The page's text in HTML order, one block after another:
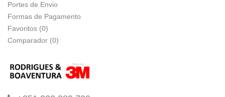
Portes de Envio
Formas de Pagamento
Favoritos (0)
Comparador (0)